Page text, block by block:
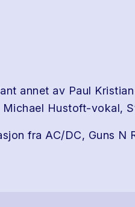
annet av Paul
Hustoft-vokal,
fra AC/DC, Guns N